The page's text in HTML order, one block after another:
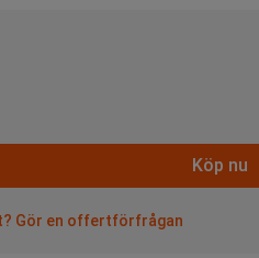
Köp nu
Gör en offertförfrågan